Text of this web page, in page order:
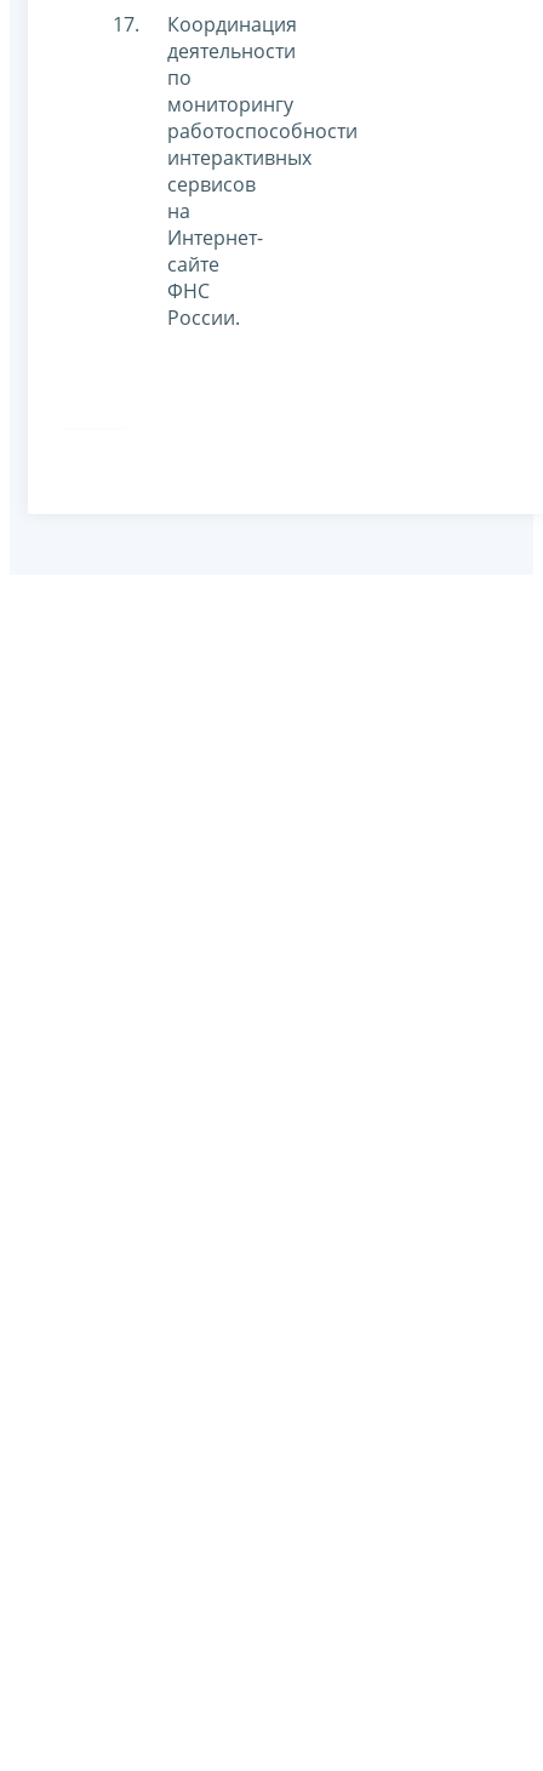
Координация
деятельности
по
мониторингу
работоспособности
интерактивных
сервисов
на
Интернет-
сайте
ФНС
России.